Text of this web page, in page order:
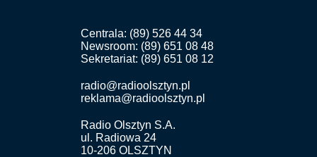
Centrala: (89) 526 44 34
Newsroom: (89) 651 08 48
Sekretariat: (89) 651 08 12
radio@radioolsztyn.pl
reklama@radioolsztyn.pl
Radio Olsztyn S.A.
ul. Radiowa 24
10-206 OLSZTYN